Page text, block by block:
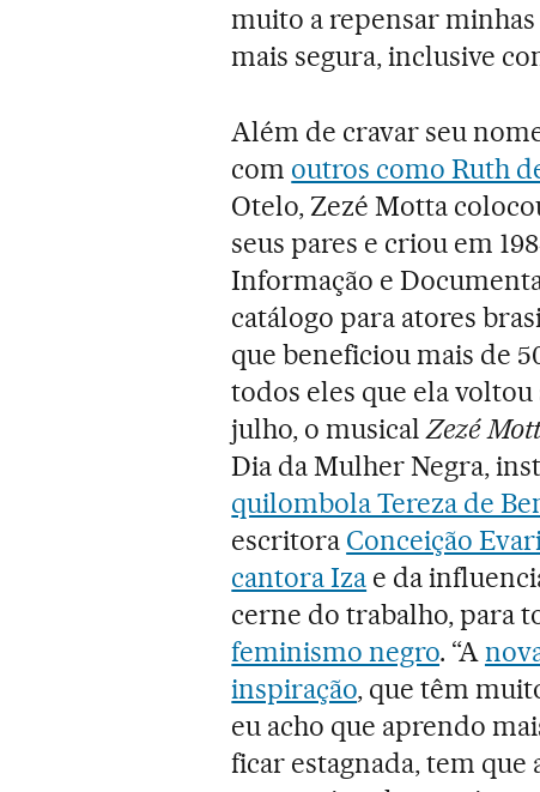
muito a repensar
mais segura, inclusive
Além de cravar seu
com outros como Ruth
Otelo, Zezé Motta
seus pares e criou em
Informação e
catálogo para atores
que beneficiou mais de
todos eles que ela voltou
julho, o musicalZezé
Dia da Mulher Negra,
quilombola Tereza de
escritora Conceição
cantora Iza e da
cerne do trabalho, para
feminismo negro. “A
inspiração, que têm
eu acho que aprendo
ficar estagnada, tem que